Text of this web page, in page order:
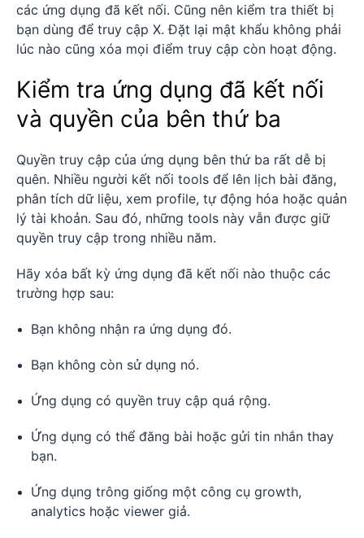
các ứng dụng đã kết nối. Cũng nên kiểm tra thiết bị
bạn dùng để truy cập X. Đặt lại mật khẩu không phải
lúc nào cũng xóa mọi điểm truy cập còn hoạt động.
Kiểm tra ứng dụng đã kết nối
và quyền của bên thứ ba
Quyền truy cập của ứng dụng bên thứ ba rất dễ bị
quên. Nhiều người kết nối tools để lên lịch bài đăng,
phân tích dữ liệu, xem profile, tự động hóa hoặc quản
lý tài khoản. Sau đó, những tools này vẫn được giữ
quyền truy cập trong nhiều năm.
Hãy xóa bất kỳ ứng dụng đã kết nối nào thuộc các
trường hợp sau:
Bạn không nhận ra ứng dụng đó.
Bạn không còn sử dụng nó.
Ứng dụng có quyền truy cập quá rộng.
Ứng dụng có thể đăng bài hoặc gửi tin nhắn thay
bạn.
Ứng dụng trông giống một công cụ growth,
analytics hoặc viewer giả.